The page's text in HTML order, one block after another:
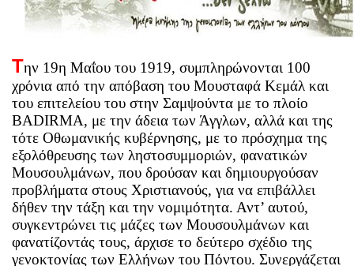
Την 19η Μαΐου του 1919, συμπληρώνονται 100
χρόνια από την απόβαση του Μουσταφά Κεμάλ και
του επιτελείου του στην Σαμψούντα με το πλοίο
BADIRMA, με την άδεια των Άγγλων, αλλά και της
τότε Οθωμανικής κυβέρνησης, με το πρόσχημα της
εξολόθρευσης των ληστοσυμμοριών, φανατικών
Μουσουλμάνων, που δρούσαν και δημιουργούσαν
προβλήματα στους Χριστιανούς, για να επιβάλλει
δήθεν την τάξη και την νομιμότητα. Αντ’ αυτού,
συγκεντρώνει τις μάζες των Μουσουλμάνων και
φανατίζοντάς τους, άρχισε το δεύτερο σχέδιο της
γενοκτονίας των Ελλήνων του Πόντου. Συνεργάζεται